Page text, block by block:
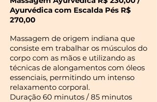
Ayurvédica com Escalda Pés R$
270,00
Massagem de origem indiana que
consiste em trabalhar os músculos do
corpo com as mãos e utilizando as
técnicas de alongamentos com óleos
essenciais, permitindo um intenso
relaxamento corporal.
Duração 60 minutos / 85 minutos